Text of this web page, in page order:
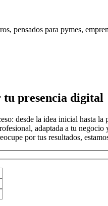
pensados para pymes,
presencia digital
desde la idea inicial hasta
adaptada a tu negocio
por tus resultados,